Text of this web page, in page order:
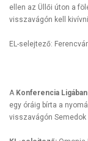
ellen az Üllői úton a
visszavágón kell
EL-selejtező:
A Konferencia Ligában
egy óráig bírta a
visszavágón